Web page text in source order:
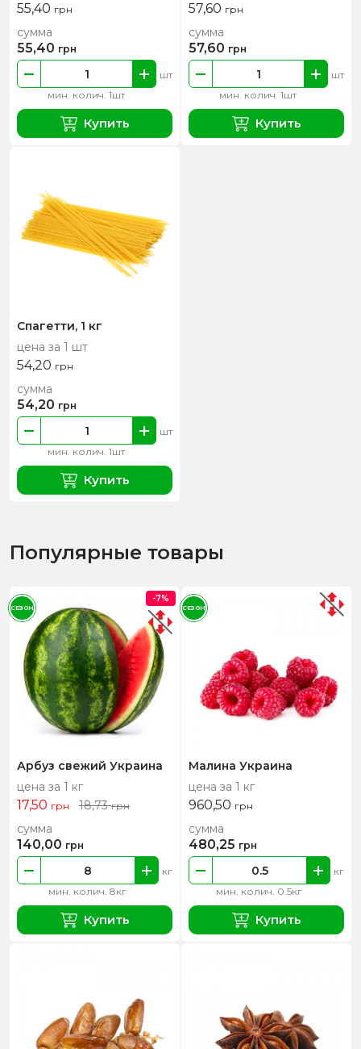
55,40 грн
мин. колич. 1шт
шт
сумма
55,40 грн
Купить
57,60 грн
мин. колич. 1шт
шт
сумма
57,60 грн
Купить
Спагетти, 1 кг
цена за 1 шт
54,20 грн
мин. колич. 1шт
шт
сумма
54,20 грн
Купить
Популярные товары
Арбуз свежий Украина
цена за 1 кг
17,50 грн 18,73грн
мин. колич. 8кг
кг
сумма
140,00 грн
Купить
-7%
СЕЗОН
Малина Украина
цена за 1 кг
960,50 грн
мин. колич. 0.5кг
кг
сумма
480,25 грн
Купить
СЕЗОН